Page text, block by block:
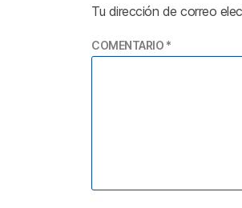
Tu dirección de correo
COMENTARIO *